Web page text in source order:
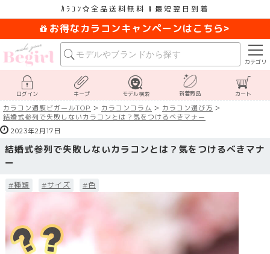
ｶﾗｺﾝ 全品送料無料 最短翌日到着
お得なカラコンキャンペーンはこちら>
カテゴリ
ログイン キープ モデル検索 新着商品 カート
カラコン通販ビガールTOP カラコンコラム
カラコン選び方
結婚式参列で失敗しないカラコンとは？気をつけるべきマナー
2023年2月17日
結婚式参列で失敗しないカラコンとは？気をつけるべきマナ
ー
#種類 #サイズ #色